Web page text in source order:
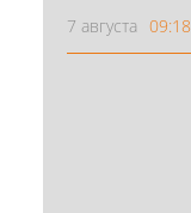
7 августа 09:18